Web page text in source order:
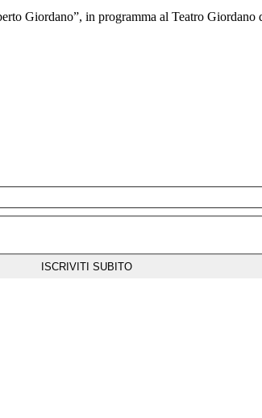
Giordano”, in programma al Teatro